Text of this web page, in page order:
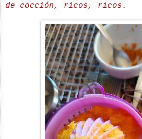
de cocción, ricos, ricos.